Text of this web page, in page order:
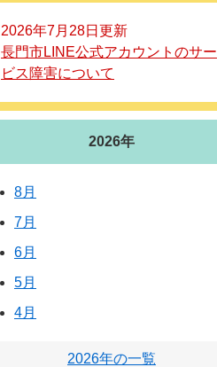
2026年7月28日更新
長門市LINE公式アカウントのサー
ビス障害について
2026年
8月
7月
6月
5月
4月
2026年の一覧